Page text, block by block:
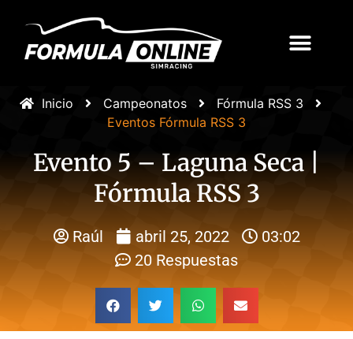
Inicio Campeonatos
Fórmula RSS 3
Eventos Fórmula RSS 3
Evento 5 – Laguna Seca |
Fórmula RSS 3
Raúl abril 25, 2022
03:02
20 Respuestas